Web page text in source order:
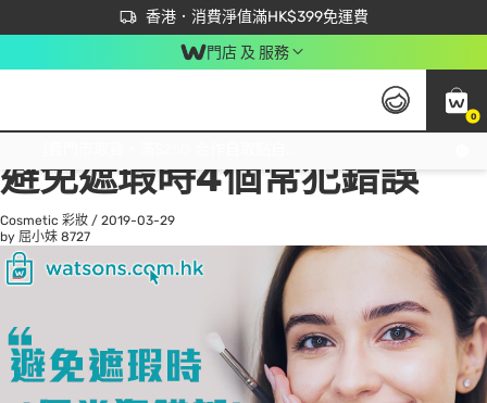
香港．消費淨值滿HK$399免運費
立即成為易賞錢會員盡享獨家優惠
首次APP下單買滿$450 輸入 NEWAPP 即減$50
門店 及 服務
0
All
避免遮瑕時4個常犯錯誤
Cosmetic 彩妝 / 2019-03-29
by 屈小妹 8727